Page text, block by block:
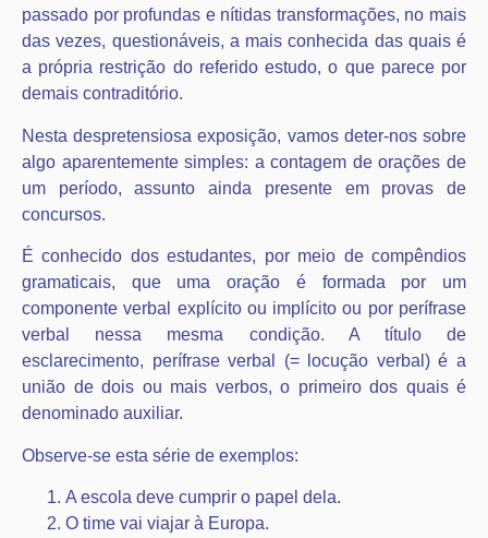
passado por profundas e nítidas transformações, no mais
das vezes, questionáveis, a mais conhecida das quais é
a própria restrição do referido estudo, o que parece por
demais contraditório.
Nesta despretensiosa exposição, vamos deter-nos sobre
algo aparentemente simples: a contagem de orações de
um período, assunto ainda presente em provas de
concursos.
É conhecido dos estudantes, por meio de compêndios
gramaticais, que uma oração é formada por um
componente verbal explícito ou implícito ou por perífrase
verbal nessa mesma condição. A título de
esclarecimento, perífrase verbal (= locução verbal) é a
união de dois ou mais verbos, o primeiro dos quais é
denominado auxiliar.
Observe-se esta série de exemplos:
A escola deve cumprir o papel dela.
O time vai viajar à Europa.